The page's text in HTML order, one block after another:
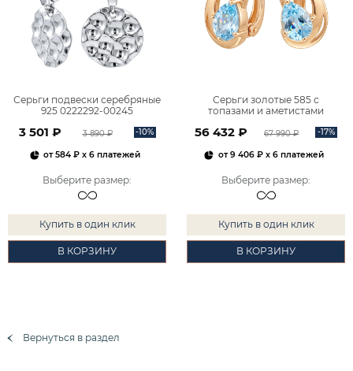
Серьги подвески серебряные
925 0222292-00245
3 501 ₽ 3 890 ₽ -10%
от584 ₽ x 6 платежей
Выберите размер:
Купить в один клик
В КОРЗИНУ
Серьги золотые 585 с
топазами и аметистами
56 432 ₽ 67 990 ₽ -17%
от9 406 ₽x 6 платежей
Выберите размер:
Купить в один клик
В КОРЗИНУ
Вернуться в раздел